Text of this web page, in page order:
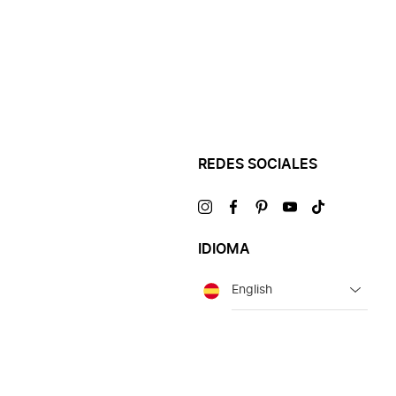
REDES SOCIALES
VisítanosVisítanosVisítanosVisítanosVisítanos
IDIOMA
Idioma